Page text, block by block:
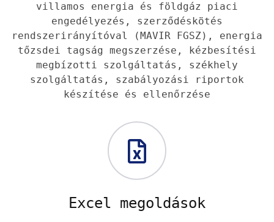
villamos energia és földgáz piaci
engedélyezés, szerződéskötés
rendszerirányítóval (MAVIR FGSZ), energia
tőzsdei tagság megszerzése, kézbesítési
megbízotti szolgáltatás, székhely
szolgáltatás, szabályozási riportok
készítése és ellenőrzése
Excel megoldások